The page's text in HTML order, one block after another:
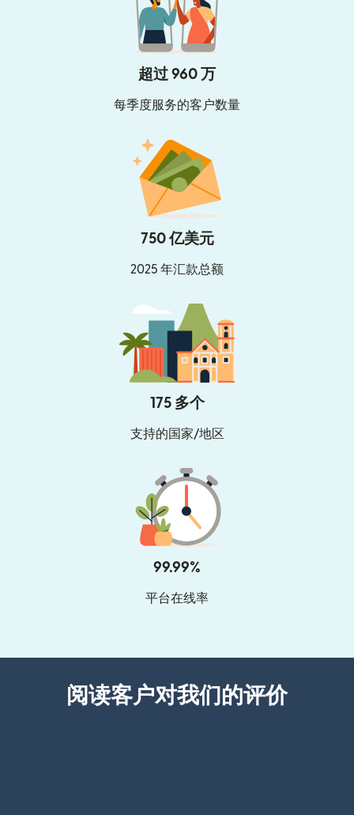
超过 960 万
每季度服务的客户数量
750 亿美元
2025 年汇款总额
175 多个
支持的国家/地区
99.99%
平台在线率
阅读客户对我们的评价